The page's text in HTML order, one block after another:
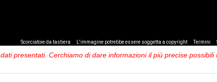
Scorciatoie da tastiera L'immagine potrebbe essere soggetta a copyright Termini
presentati. Cerchiamo di dare informazioni il più precise possibili